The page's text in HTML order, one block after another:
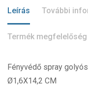
Leírás További
Termék megfelelőség
Fényvédő spray
Ø1,6X14,2 CM